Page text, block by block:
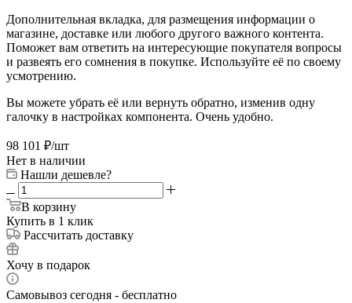
Дополнительная вкладка, для размещения информации о
магазине, доставке или любого другого важного контента.
Поможет вам ответить на интересующие покупателя вопросы
и развеять его сомнения в покупке. Используйте её по своему
усмотрению.
Вы можете убрать её или вернуть обратно, изменив одну
галочку в настройках компонента. Очень удобно.
98 101 ₽/шт
Нет в наличии
Нашли дешевле?
В корзину
Купить в 1 клик
Рассчитать доставку
Хочу в подарок
Самовывоз сегодня - бесплатно